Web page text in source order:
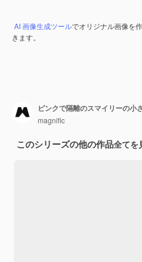
AI 画像生成ツールでオリジナル画像を作
きます。
ピンクで隔離のスマイリーの小
magnific
このシリーズの他の作品全てを